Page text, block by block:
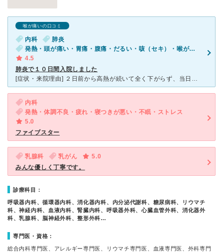
喉が痛いの口コミ
内科
肺炎
発熱・頭が痛い・胃痛・腹痛・だるい・咳（セキ）・喉が痛い・吐き気・嘔吐
4.5
肺炎で１０日間入院しました
[症状・来院理由] ２日前から高熱が続いて全く下がらず、当日は寝汗もひどく震えがとまらなくなりました。 ひどい腹痛と腰痛もあり起き上がることができず、やっとの思いで病院に電話し、タクシーで向かいま
内科
発熱・体調不良・疲れ・寝つきが悪い・不眠・ストレス
5.0
ファイブスター
乳腺科 乳がん
5.0
みんな優しく丁寧です。
診療科目：
呼吸器内科、循環器内科、消化器内科、内分泌代謝科、糖尿病科、リウマチ
科、神経内科、血液内科、腎臓内科、呼吸器外科、心臓血管外科、消化器外
科、乳腺科、脳神経外科、整形外科…
専門医・資格：
総合内科専門医、アレルギー専門医、リウマチ専門医、血液専門医、外科専門